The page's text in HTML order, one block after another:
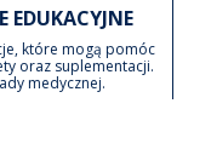
EDUKACYJNE
które mogą pomóc
oraz suplementacji.
medycznej.